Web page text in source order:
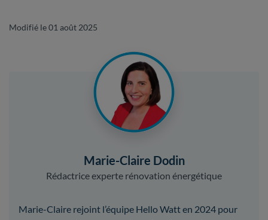
Modifié le 01 août 2025
Marie-Claire Dodin
Rédactrice experte rénovation énergétique
Marie-Claire rejoint l’équipe Hello Watt en 2024 pour